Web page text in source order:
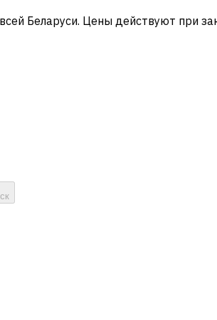
Беларуси. Цены действуют при